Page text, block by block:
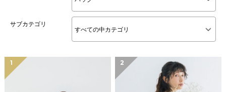
サブカテゴリ
1 2